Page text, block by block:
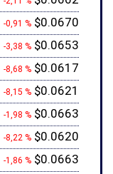
-0,91 % $0.0670
-3,38 % $0.0653
-8,68 % $0.0617
-8,15 % $0.0621
-1,98 % $0.0663
-8,22 % $0.0620
-1,86 % $0.0663